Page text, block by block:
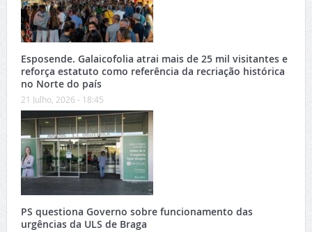
Esposende. Galaicofolia atrai mais de 25 mil visitantes e
reforça estatuto como referência da recriação histórica
no Norte do país
21 Julho, 2026 - 18:45
PS questiona Governo sobre funcionamento das
urgências da ULS de Braga